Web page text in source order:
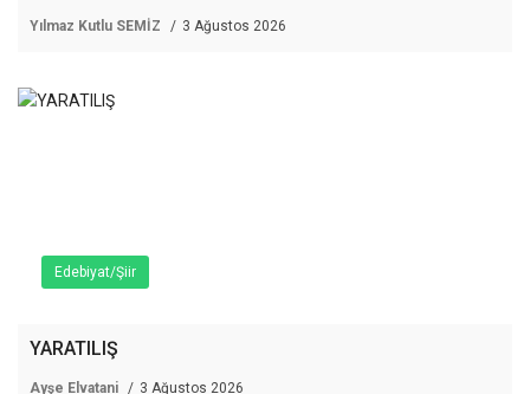
Yılmaz Kutlu SEMİZ 3 Ağustos 2026
Edebiyat/Şiir
YARATILIŞ
Ayşe Elvatani 3 Ağustos 2026